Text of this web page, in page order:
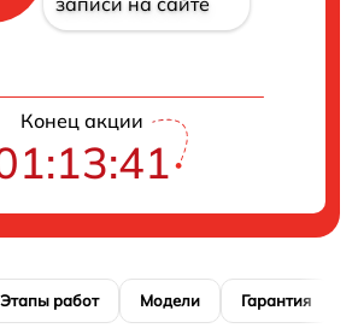
Конец акции
Этапы работ Модели Гарантия